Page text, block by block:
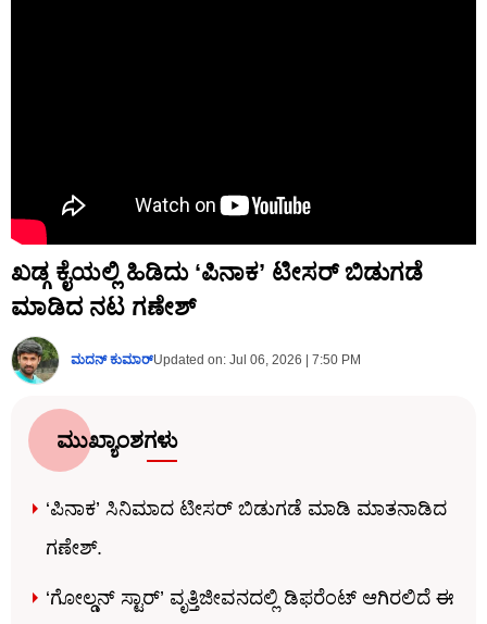
ಖಡ್ಗ ಕೈಯಲ್ಲಿ ಹಿಡಿದು ‘ಪಿನಾಕ’ ಟೀಸರ್ ಬಿಡುಗಡೆ
ಮಾಡಿದ ನಟ ಗಣೇಶ್
ಮದನ್​ ಕುಮಾರ್​Updated on: Jul 06, 2026 | 7:50 PM
ಮುಖ್ಯಾಂಶಗಳು
‘ಪಿನಾಕ’ ಸಿನಿಮಾದ ಟೀಸರ್ ಬಿಡುಗಡೆ ಮಾಡಿ ಮಾತನಾಡಿದ
ಗಣೇಶ್.
‘ಗೋಲ್ಡನ್ ಸ್ಟಾರ್’ ವೃತ್ತಿಜೀವನದಲ್ಲಿ ಡಿಫರೆಂಟ್ ಆಗಿರಲಿದೆ ಈ